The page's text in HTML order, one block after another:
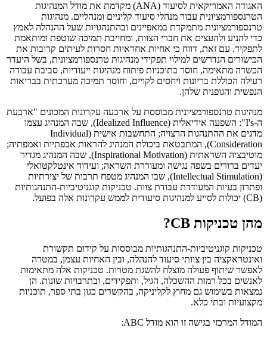
האגודה האמריקאית לסיעוד (ANA) מקדמת את מודל המנהיגות
הטרנספורמציונית עבור מנהלי סיעוד קליניים ומנהליים. מנהיגות
טרנספורמציונית מתמקדת במאפיינים ובהתנהגויות שעל ההנהלה לאמץ
כדי להניע ולהעצים את חברי הצוות, ומחייבת תמיכה שוטפת ומותאמת
לתפקיד. עם זאת, דווח כי אחיות אחראיות חסרות לעיתים קרובות את
הכישורים הנדרשים למילוי תפקידי מנהיגות טרנספורמציונית, בשל היעדר
הכשרה מתאימה, חוסר בתוכניות פיתוח מנהיגות ייעודיות, סביבת עבודה
רעילה הכוללת בריונות ויחסים לקויים, וחוסר תמיכה מערכתית בבריאות
הנפשית והגופנית שלהן.
מנהיגות טרנספורמציונית מבוססת על ארבעה עקרונות המכונים "ארבעת
ה-I's": השפעה אידיאלית (Idealized Influence), שבה המנהיג עצמו
מדגים את ההתנהגות הרצויה; התחשבות אישית (Individual
Consideration), המתבטאת ביכולת המנהיג להראות אכפתיות ואמפתיה;
מוטיבציה השראתית (Inspirational Motivation), שבה המנהיג מגדיר
יעדים ברורים בשפה נגישה ומעוררת השראה; ועידוד אינטלקטואלי
(Intellectual Stimulation), שבו המנהיג מטפח תרבות של יצירתיות
ופתרון בעיות המעודדת עבודת צוות. טכניקות קוגניטיביות-התנהגותיות
(CB) יכולות לסייע למנהיגות סיעודית לממש עקרונות אלה בפועל.
מהן טכניקות CB?
טכניקות קוגניטיביות-התנהגותיות מבוססות על קידום תקשורת
ואינטראקציה בין צוותי סיעוד להנהלה, ובין האחיות עצמן, במטרה
לאפשר שיתוף פעולה מוצלח להשגת מטרות. טכניקות אלה מתאימות
לאנשים בכל רמות ההשכלה, הגיל, ותפקידים, ובתרבויות שונות. הן
נמצאות בשימוש גם מחוץ לקליניקה, בהקשרים כגון בתי ספר, תוכניות
מקצועיות ובתי כלא.
המודל המרכזי בגישה זו הוא מודל ABC: